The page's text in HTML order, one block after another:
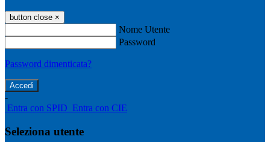
button close ×
Nome Utente
Password
Password dimenticata?
-
Entra con SPID Entra con CIE
Seleziona utente